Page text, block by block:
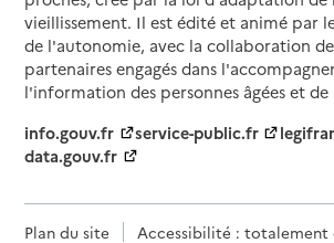
vieillissement. Il est édité et animé par
de l'autonomie, avec la collaboration
partenaires engagés dans
l'information des personnes âgées et de
info.gouv.fr
service-public.fr
data.gouv.fr
Plan du site
Accessibilité : totalement